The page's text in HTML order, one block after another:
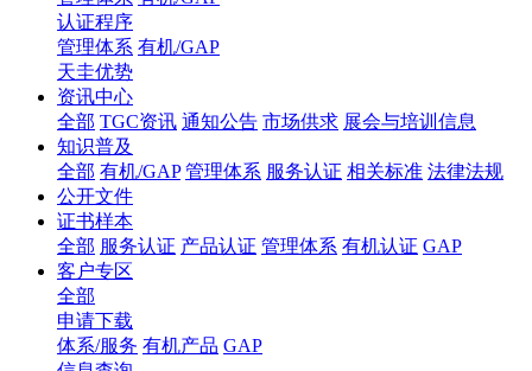
认证程序
管理体系 有机/GAP
天圭优势
资讯中心
全部 TGC资讯 通知公告 市场供求 展会与培训信息
知识普及
全部 有机/GAP 管理体系 服务认证 相关标准 法律法规
公开文件
证书样本
全部 服务认证 产品认证 管理体系 有机认证 GAP
客户专区
全部
申请下载
体系/服务 有机产品 GAP